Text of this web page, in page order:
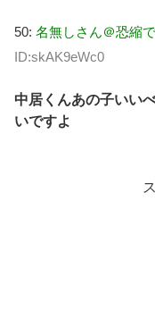
50: 名無しさん＠恐縮
ID:skAK9eWc0
中居くんあの子いい
いですよ